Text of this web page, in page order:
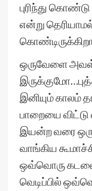
புரிந்து
என்று
ஒருவேளை
இனியும் காலம்
பாறையை
இயன்ற வரை ஒரு
வாங்கிய
ஒவ்வொரு
வெடிப்பில்